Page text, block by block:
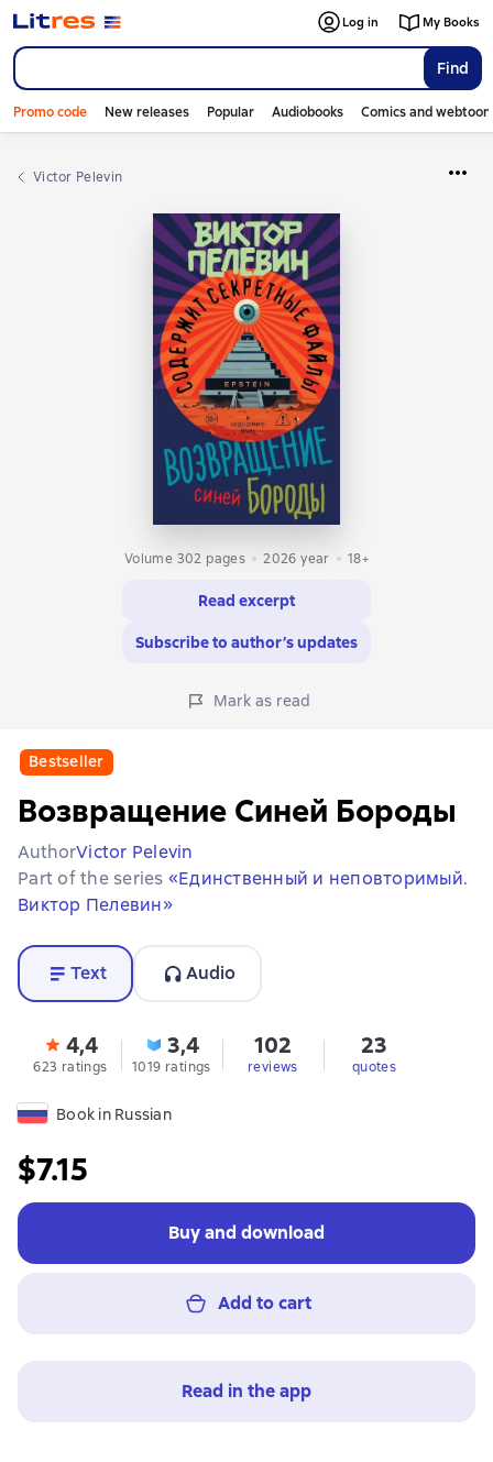
Find
Log in My Books
Promo code New releases Popular Audiobooks Comics and
Victor Pelevin
Volume 302 pages 2026 year 18+
Read excerpt
Subscribe to author’s updates
Mark as read
Bestseller
Возвращение Синей Бороды
AuthorVictor Pelevin
Part of the series «Единственный и неповторимый.
Виктор Пелевин»
Text Audio
4,4
623 ratings
3,4
1019 ratings
102
reviews
23
quotes
Book in Russian
$7.15
Buy and download
Add to cart
Read in the app